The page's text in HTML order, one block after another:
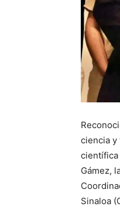
ciencia y
científica
Gámez,
Sinaloa